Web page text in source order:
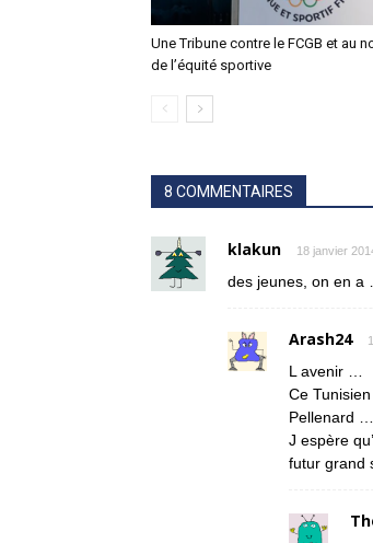
Une Tribune contre le FCGB et au
de l’équité sportive
8 COMMENTAIRES
klakun 18 janvier
des jeunes, on en a
Arash24
L avenir …
Ce
Pellenard …
J espère
futur grand